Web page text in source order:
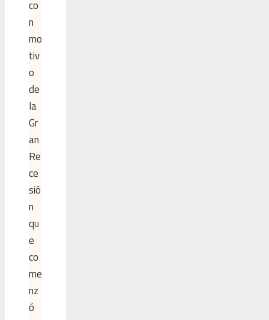
co
n
mo
tiv
o
de
la
Gr
an
Re
ce
sió
n
qu
e
co
me
nz
ó